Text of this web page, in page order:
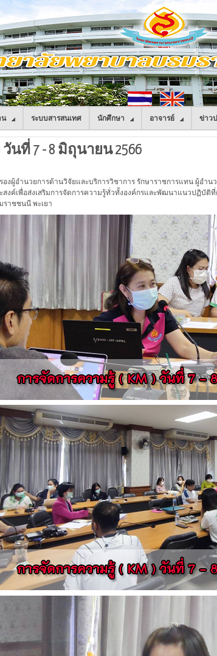
น ระบบสารสนเทศ นักศึกษา อาจารย์ ข่าว
นที่ 7 - 8 มิถุนายน 2566
งผู้อำนวยการด้านวิจัยและบริการวิชาการ รักษาราชการแทน ผู้อำ
งค์เพื่อส่งเสริมการจัดการความรู้ทั่วทั้งองค์กรและพัฒนาแนวปฏิบั
าชชนนี พะเยา